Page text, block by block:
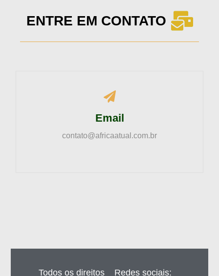
ENTRE EM CONTATO
Email
contato@africaatual.com.br
Todos os direitos Redes sociais: